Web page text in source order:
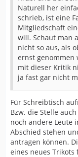
Naturell her
schrieb, ist eine
Mitgliedschaft
will. Schaut man
nicht so aus, als
ernst genommen
mit dieser Kritik
ja fast gar nicht
Für Schreibtisch
Bzw. die Stelle
noch andere Leute
Abschied stehen
antragen können.
eines neues Trikots